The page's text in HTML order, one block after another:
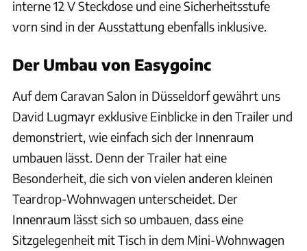
interne 12 V Steckdose und eine Sicherheitsstufe
vorn sind in der Ausstattung ebenfalls inklusive.
Der Umbau von Easygoinc
Auf dem Caravan Salon in Düsseldorf gewährt uns
David Lugmayr exklusive Einblicke in den Trailer und
demonstriert, wie einfach sich der Innenraum
umbauen lässt. Denn der Trailer hat eine
Besonderheit, die sich von vielen anderen kleinen
Teardrop-Wohnwagen unterscheidet. Der
Innenraum lässt sich so umbauen, dass eine
Sitzgelegenheit mit Tisch in dem Mini-Wohnwagen